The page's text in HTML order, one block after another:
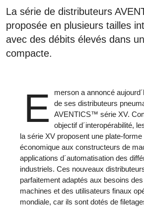
La série de distributeurs
proposée en plusieurs tailles
avec des débits élevés dans
compacte.
E
merson a annoncé
de ses distributeurs
AVENTICS™ série XV.
objectif d´interopérabilité,
la série XV proposent une plate-
économique aux constructeurs de
applications d´automatisation des
industriels. Ces nouveaux
parfaitement adaptés aux besoins
machines et des utilisateurs finaux
mondiale, car ils sont dotés de